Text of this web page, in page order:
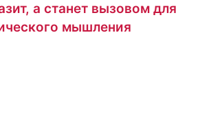
а станет вызовом для
мышления